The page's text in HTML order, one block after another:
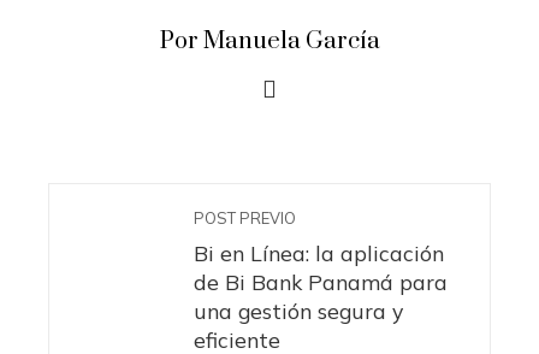
Por Manuela García
POST PREVIO
Bi en Línea: la aplicación
de Bi Bank Panamá para
una gestión segura y
eficiente